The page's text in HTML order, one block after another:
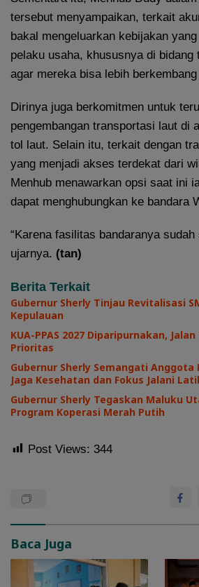
tersebut menyampaikan, terkait
bakal mengeluarkan kebijakan
pelaku usaha, khususnya di bidang
agar mereka bisa lebih berkembang
Dirinya juga berkomitmen untuk
pengembangan transportasi laut di
tol laut. Selain itu, terkait dengan
yang menjadi akses terdekat dari
Menhub menawarkan opsi saat ini
dapat menghubungkan ke bandara
“Karena fasilitas bandaranya sudah
ujarnya. (tan)
Berita Terkait
Gubernur Sherly Tinjau Revitalisasi
Kepulauan
KUA-PPAS 2027 Diparipurnakan,
Prioritas
Gubernur Sherly Semangati
Jaga Kesehatan dan Fokus Jalani
Gubernur Sherly Tegaskan Maluku
Program Koperasi Merah Putih
Post Views: 344
Baca Juga